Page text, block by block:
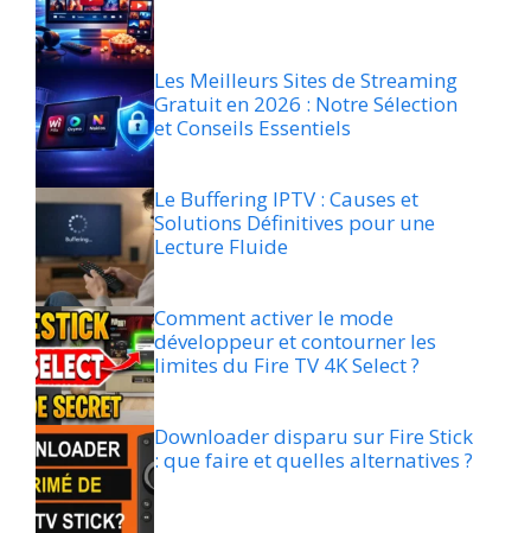
Les Meilleurs Sites de Streaming
Gratuit en 2026 : Notre Sélection
et Conseils Essentiels
Le Buffering IPTV : Causes et
Solutions Définitives pour une
Lecture Fluide
Comment activer le mode
développeur et contourner les
limites du Fire TV 4K Select ?
Downloader disparu sur Fire Stick
: que faire et quelles alternatives ?